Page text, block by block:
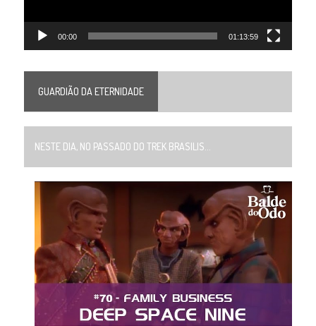
00:00 01:13:59
GUARDIÃO DA ETERNIDADE
NESTE DIA, NO PASSADO DO TREK BRASILIS...